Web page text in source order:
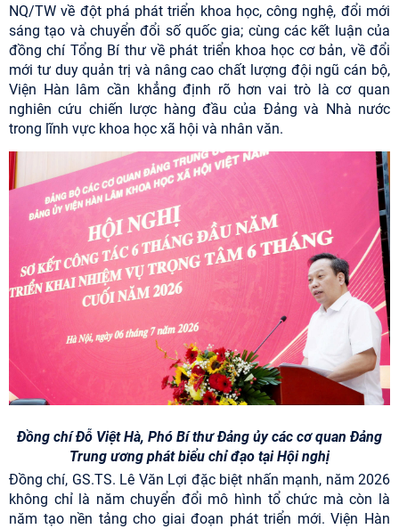
NQ/TW về đột phá phát triển khoa học, công nghệ, đổi mới
sáng tạo và chuyển đổi số quốc gia; cùng các kết luận của
đồng chí Tổng Bí thư về phát triển khoa học cơ bản, về đổi
mới tư duy quản trị và nâng cao chất lượng đội ngũ cán bộ,
Viện Hàn lâm cần khẳng định rõ hơn vai trò là cơ quan
nghiên cứu chiến lược hàng đầu của Đảng và Nhà nước
trong lĩnh vực khoa học xã hội và nhân văn.
Đồng chí Đỗ Việt Hà, Phó Bí thư Đảng ủy các cơ quan Đảng
Trung ương phát biểu chỉ đạo tại Hội nghị
Đồng chí, GS.TS. Lê Văn Lợi đặc biệt nhấn mạnh, năm 2026
không chỉ là năm chuyển đổi mô hình tổ chức mà còn là
năm tạo nền tảng cho giai đoạn phát triển mới. Viện Hàn